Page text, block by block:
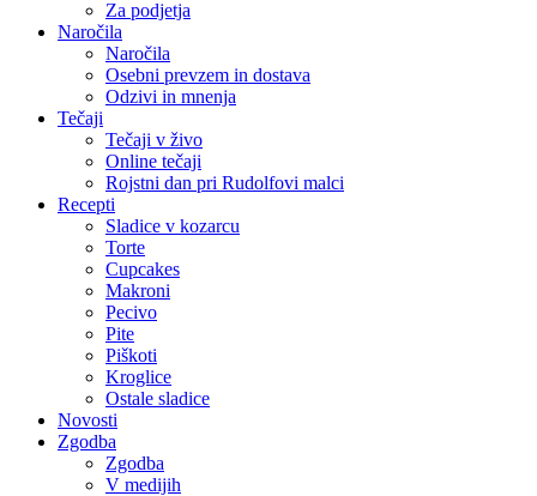
Za podjetja
Naročila
Naročila
Osebni prevzem in dostava
Odzivi in mnenja
Tečaji
Tečaji v živo
Online tečaji
Rojstni dan pri Rudolfovi malci
Recepti
Sladice v kozarcu
Torte
Cupcakes
Makroni
Pecivo
Pite
Piškoti
Kroglice
Ostale sladice
Novosti
Zgodba
Zgodba
V medijih